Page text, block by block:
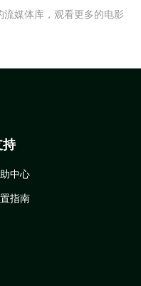
媒体库，观看更多的电影
中心
指南